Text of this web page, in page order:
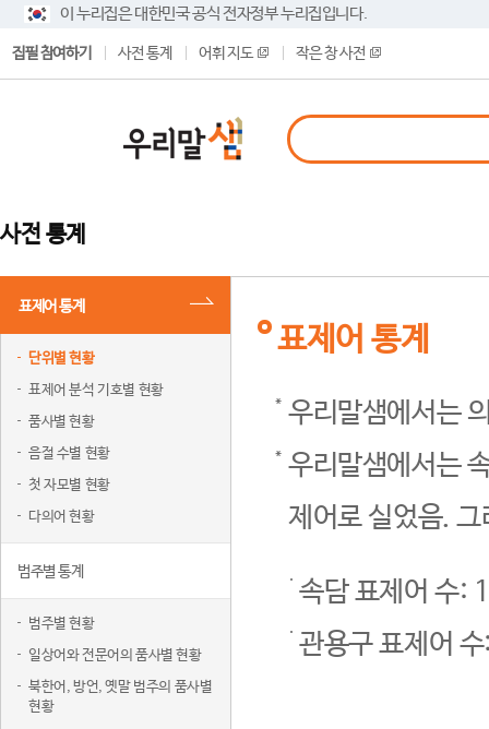
이 누리집은 대한민국 공식 전자정부 누리집입니다.
집필 참여하기 사전 통계 어휘 지도 작은 창 사전
사전 통계
표제어 통계
단위별 현황
표제어 분석 기호별 현황
품사별 현황
음절 수별 현황
첫 자모별 현황
다의어 현황
범주별 통계
범주별 현황
일상어와 전문어의 품사별 현황
북한어, 방언, 옛말 범주의 품사별
현황
표제어 통계
우리말샘에서는
우리말샘에서는
제어로 실었음.
속담 표제어 수:
관용구 표제어